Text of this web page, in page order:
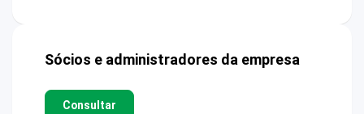
Sócios e administradores da empresa
Consultar